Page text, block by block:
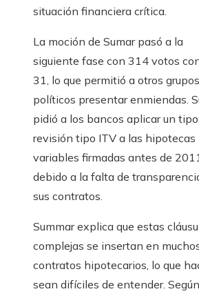
situación financiera crítica.
La moción de Sumar pasó a la
siguiente fase con 314 votos
31, lo que permitió a otros grupos
políticos presentar enmiendas.
pidió a los bancos aplicar un
revisión tipo ITV a las hipotecas
variables firmadas antes de
debido a la falta de
sus contratos.
Summar explica que estas
complejas se insertan en
contratos hipotecarios, lo que
sean difíciles de entender.